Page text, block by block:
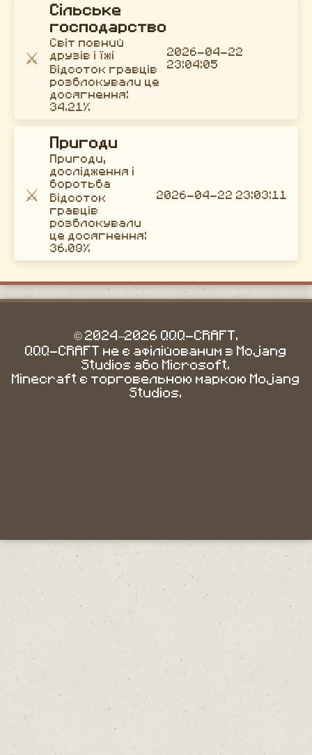
⚔️
Сільське
господарство
Світ повний
друзів і їжі
Відсоток гравців
розблокували це
досягнення:
34.21%
2026-04-22
23:04:05
⚔️
Пригоди
Пригоди,
дослідження і
боротьба
Відсоток
гравців
розблокували
це досягнення:
36.08%
2026-04-22 23:03:11
© 2024–2026 QQQ-CRAFT.
QQQ-CRAFT не є афілійованим з Mojang
Studios або Microsoft.
Minecraft є торговельною маркою Mojang
Studios.